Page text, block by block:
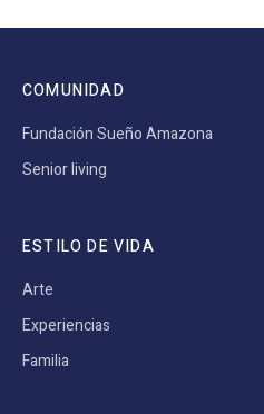
COMUNIDAD
Fundación Sueño Amazona
Senior living
ESTILO DE VIDA
Arte
Experiencias
Familia